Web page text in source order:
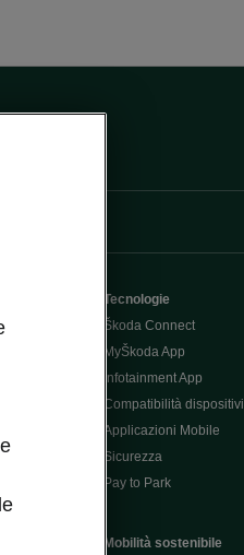
Tecnologie
Škoda Connect
MyŠkoda App
Infotainment App
Compatibilità dispositivi
Applicazioni Mobile
Sicurezza
Pay to Park
Mobilità sostenibile